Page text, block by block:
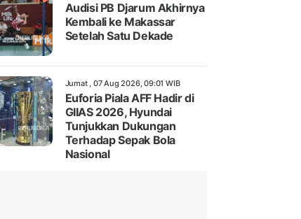
Audisi PB Djarum Akhirnya
Kembali ke Makassar
Setelah Satu Dekade
Jumat , 07 Aug 2026, 09:01 WIB
Euforia Piala AFF Hadir di
GIIAS 2026, Hyundai
Tunjukkan Dukungan
Terhadap Sepak Bola
Nasional